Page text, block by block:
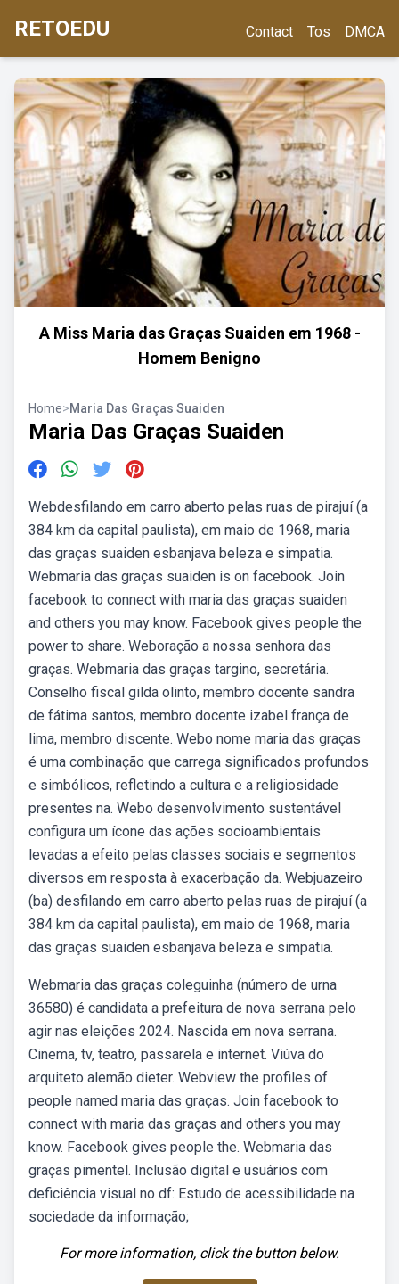
RETOEDU Contact Tos DMCA
A Miss Maria das Graças Suaiden em 1968 -
Homem Benigno
Home>Maria Das Graças Suaiden
Maria Das Graças Suaiden
Webdesfilando em carro aberto pelas ruas de pirajuí (a
384 km da capital paulista), em maio de 1968, maria
das graças suaiden esbanjava beleza e simpatia.
Webmaria das graças suaiden is on facebook. Join
facebook to connect with maria das graças suaiden
and others you may know. Facebook gives people the
power to share. Weboração a nossa senhora das
graças. Webmaria das graças targino, secretária.
Conselho fiscal gilda olinto, membro docente sandra
de fátima santos, membro docente izabel frança de
lima, membro discente. Webo nome maria das graças
é uma combinação que carrega significados profundos
e simbólicos, refletindo a cultura e a religiosidade
presentes na. Webo desenvolvimento sustentável
configura um ícone das ações socioambientais
levadas a efeito pelas classes sociais e segmentos
diversos em resposta à exacerbação da. Webjuazeiro
(ba) desfilando em carro aberto pelas ruas de pirajuí (a
384 km da capital paulista), em maio de 1968, maria
das graças suaiden esbanjava beleza e simpatia.
Webmaria das graças coleguinha (número de urna
36580) é candidata a prefeitura de nova serrana pelo
agir nas eleições 2024. Nascida em nova serrana.
Cinema, tv, teatro, passarela e internet. Viúva do
arquiteto alemão dieter. Webview the profiles of
people named maria das graças. Join facebook to
connect with maria das graças and others you may
know. Facebook gives people the. Webmaria das
graças pimentel. Inclusão digital e usuários com
deficiência visual no df: Estudo de acessibilidade na
sociedade da informação;
For more information, click the button below.